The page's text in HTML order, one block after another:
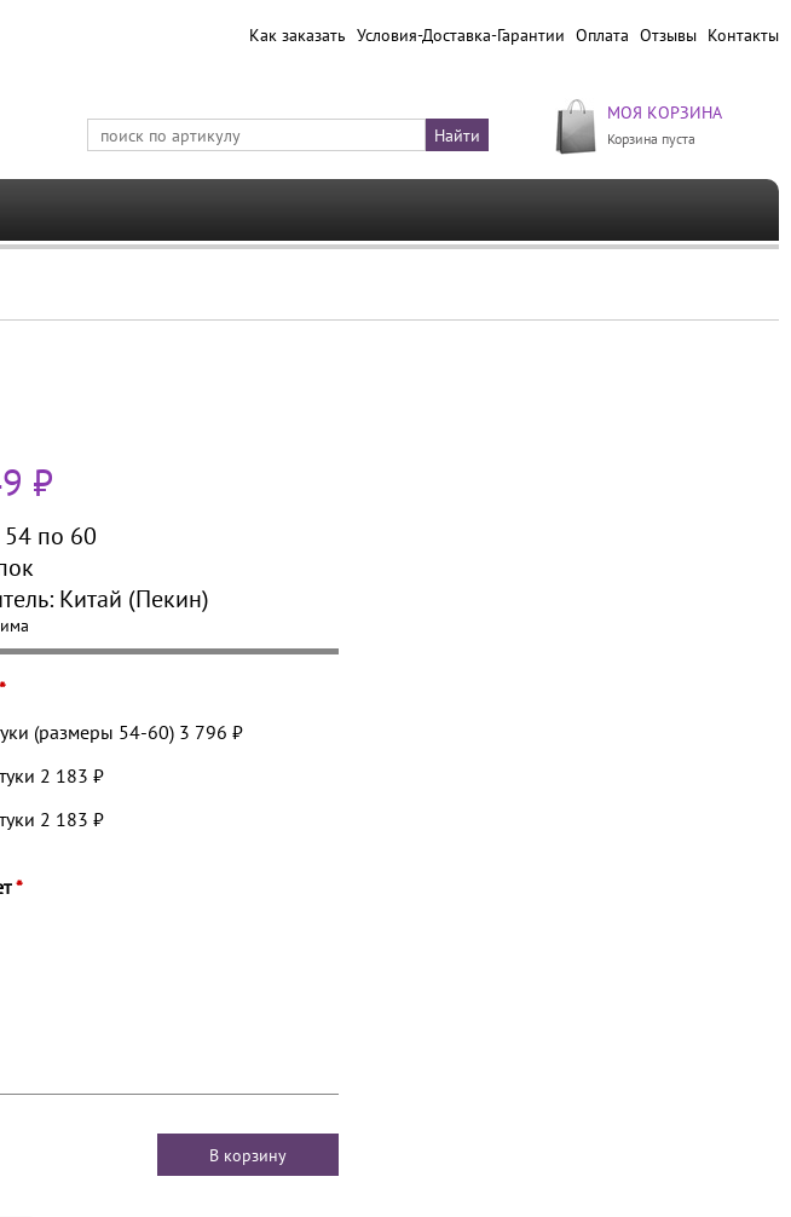
Как заказать Условия-Доставка-Гарантии Оплата Отзывы Контакты
МОЯ КОРЗИНА
Корзина пуста
₽
54 по 60
Китай (Пекин)
*
(размеры 54-60) 3 796 ₽
2 183 ₽
2 183 ₽
*